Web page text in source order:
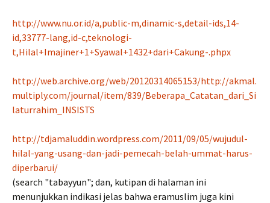
http://www.nu.or.id/a,public-m,dinamic-s,detail-ids,14-
id,33777-lang,id-c,teknologi-
t,Hilal+Imajiner+1+Syawal+1432+dari+Cakung-.phpx
http://web.archive.org/web/20120314065153/http://akmal.
multiply.com/journal/item/839/Beberapa_Catatan_dari_Si
laturrahim_INSISTS
http://tdjamaluddin.wordpress.com/2011/09/05/wujudul-
hilal-yang-usang-dan-jadi-pemecah-belah-ummat-harus-
diperbarui/
(search "tabayyun"; dan, kutipan di halaman ini
menunjukkan indikasi jelas bahwa eramuslim juga kini